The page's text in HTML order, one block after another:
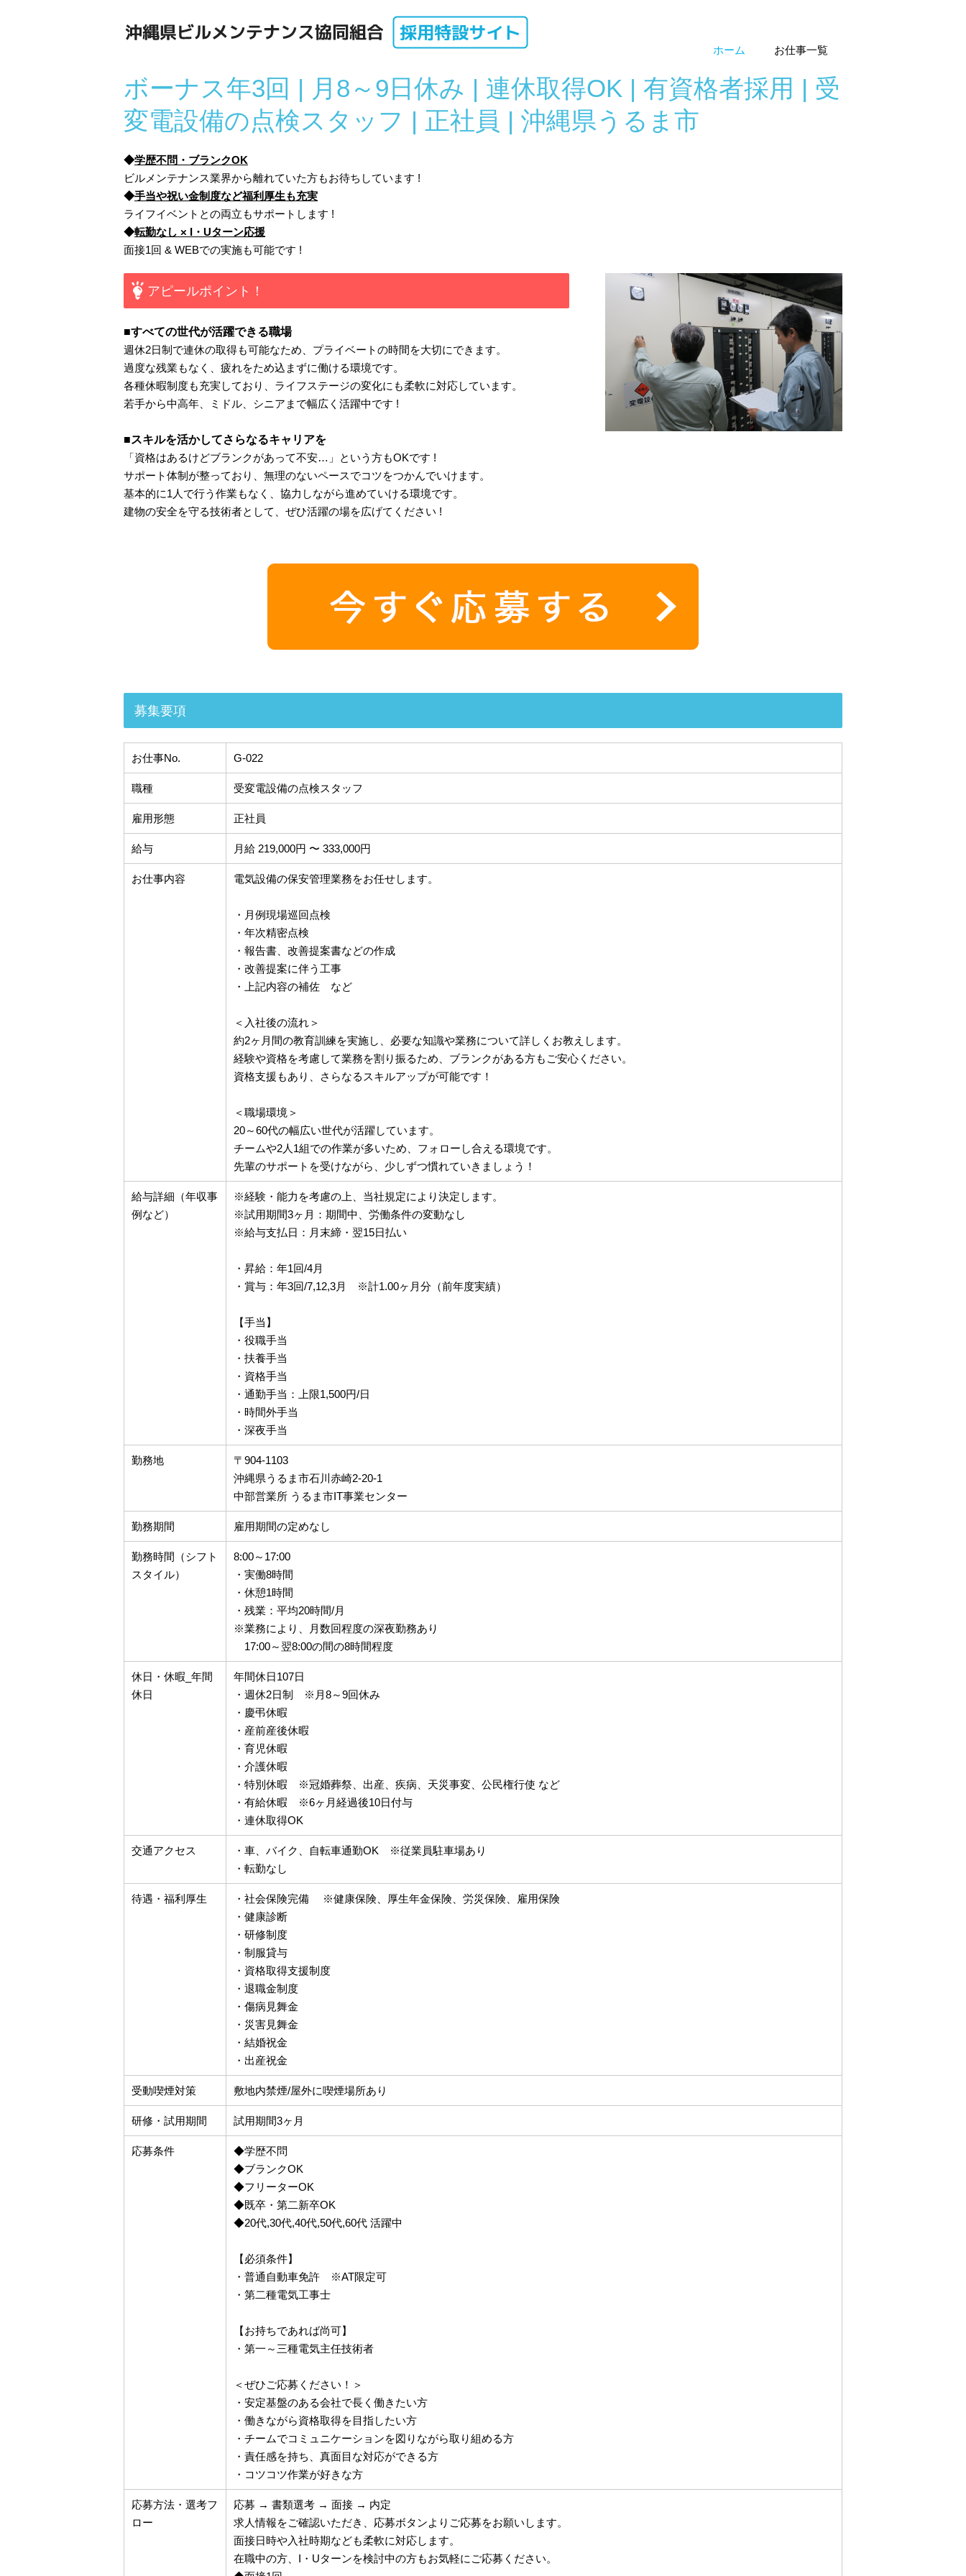
ホーム お仕事一覧
ボーナス年3回 | 月8～9日休み | 連休取得OK | 有資格者採用 | 受
変電設備の点検スタッフ | 正社員 | 沖縄県うるま市
◆学歴不問・ブランクOK
ビルメンテナンス業界から離れていた方もお待ちしています !
◆手当や祝い金制度など福利厚生も充実
ライフイベントとの両立もサポートします !
◆転勤なし × I・Uターン応援
面接1回 & WEBでの実施も可能です !
アピールポイント！
■すべての世代が活躍できる職場
週休2日制で連休の取得も可能なため、プライベートの時間を大切にできます。
過度な残業もなく、疲れをため込まずに働ける環境です。
各種休暇制度も充実しており、ライフステージの変化にも柔軟に対応しています。
若手から中高年、ミドル、シニアまで幅広く活躍中です !
■スキルを活かしてさらなるキャリアを
「資格はあるけどブランクがあって不安…」という方もOKです !
サポート体制が整っており、無理のないペースでコツをつかんでいけます。
基本的に1人で行う作業もなく、協力しながら進めていける環境です。
建物の安全を守る技術者として、ぜひ活躍の場を広げてください !
募集要項
お仕事No. G-022
職種 受変電設備の点検スタッフ
雇用形態 正社員
給与 月給 219,000円 〜 333,000円
お仕事内容 電気設備の保安管理業務をお任せします。
・月例現場巡回点検
・年次精密点検
・報告書、改善提案書などの作成
・改善提案に伴う工事
・上記内容の補佐 など
＜入社後の流れ＞
約2ヶ月間の教育訓練を実施し、必要な知識や業務について詳しくお教えします。
経験や資格を考慮して業務を割り振るため、ブランクがある方もご安心ください。
資格支援もあり、さらなるスキルアップが可能です！
＜職場環境＞
20～60代の幅広い世代が活躍しています。
チームや2人1組での作業が多いため、フォローし合える環境です。
先輩のサポートを受けながら、少しずつ慣れていきましょう！
給与詳細（年収事
例など）
※経験・能力を考慮の上、当社規定により決定します。
※試用期間3ヶ月：期間中、労働条件の変動なし
※給与支払日：月末締・翌15日払い
・昇給：年1回/4月
・賞与：年3回/7,12,3月 ※計1.00ヶ月分（前年度実績）
【手当】
・役職手当
・扶養手当
・資格手当
・通勤手当：上限1,500円/日
・時間外手当
・深夜手当
勤務地
〒904-1103
沖縄県うるま市石川赤崎2-20-1
中部営業所 うるま市IT事業センター
勤務期間 雇用期間の定めなし
勤務時間（シフト
スタイル）
8:00～17:00
・実働8時間
・休憩1時間
・残業：平均20時間/月
※業務により、月数回程度の深夜勤務あり
17:00～翌8:00の間の8時間程度
休日・休暇_年間
休日
年間休日107日
・週休2日制 ※月8～9回休み
・慶弔休暇
・産前産後休暇
・育児休暇
・介護休暇
・特別休暇 ※冠婚葬祭、出産、疾病、天災事変、公民権行使 など
・有給休暇 ※6ヶ月経過後10日付与
・連休取得OK
交通アクセス
・車、バイク、自転車通勤OK ※従業員駐車場あり
・転勤なし
待遇・福利厚生
・社会保険完備 ※健康保険、厚生年金保険、労災保険、雇用保険
・健康診断
・研修制度
・制服貸与
・資格取得支援制度
・退職金制度
・傷病見舞金
・災害見舞金
・結婚祝金
・出産祝金
受動喫煙対策 敷地内禁煙/屋外に喫煙場所あり
研修・試用期間 試用期間3ヶ月
応募条件
◆学歴不問
◆ブランクOK
◆フリーターOK
◆既卒・第二新卒OK
◆20代,30代,40代,50代,60代 活躍中
【必須条件】
・普通自動車免許 ※AT限定可
・第二種電気工事士
【お持ちであれば尚可】
・第一～三種電気主任技術者
＜ぜひご応募ください！＞
・安定基盤のある会社で長く働きたい方
・働きながら資格取得を目指したい方
・チームでコミュニケーションを図りながら取り組める方
・責任感を持ち、真面目な対応ができる方
・コツコツ作業が好きな方
応募方法・選考フ
ロー
応募 → 書類選考 → 面接 → 内定
求人情報をご確認いただき、応募ボタンよりご応募をお願いします。
面接日時や入社時期なども柔軟に対応します。
在職中の方、I・Uターンを検討中の方もお気軽にご応募ください。